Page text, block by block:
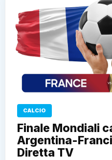
CALCIO
Finale Mondiali
Argentina-
Diretta TV